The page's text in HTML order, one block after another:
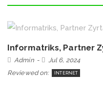
Informatriks, Partner
Admin
Jul 6, 2024
Reviewed on:
INTERNET